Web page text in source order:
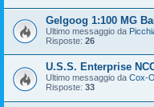
Gelgoog 1:100 MG
Ultimo messaggio da
Risposte: 26
U.S.S. Enterprise
Ultimo messaggio da Cox-
Risposte: 33